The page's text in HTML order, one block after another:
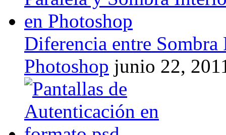
Diferencia entre
Photoshop junio 22,